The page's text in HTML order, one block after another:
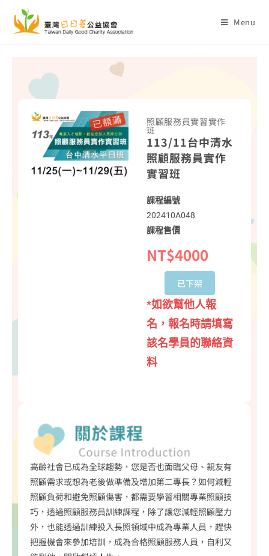
Menu
照顧服務員實習實作
班
113/11台中清水
照顧服務員實作
實習班
課程編號
202410A048
課程售價
NT$4000
已下架
*如欲幫他人報
名，報名時請填寫
該名學員的聯絡資
料
高齡社會已成為全球趨勢，您是否也面臨父母、親友有
照顧需求或想為老後做準備及增加第二專長？如何減輕
照顧負荷和避免照顧傷害，都需要學習相關專業照顧技
巧，透過照顧服務員訓練課程，除了讓您減輕照顧壓力
外，也能透過訓練投入長照領域中成為專業人員，趕快
把握機會來參加培訓，成為合格照顧服務人員，自利又